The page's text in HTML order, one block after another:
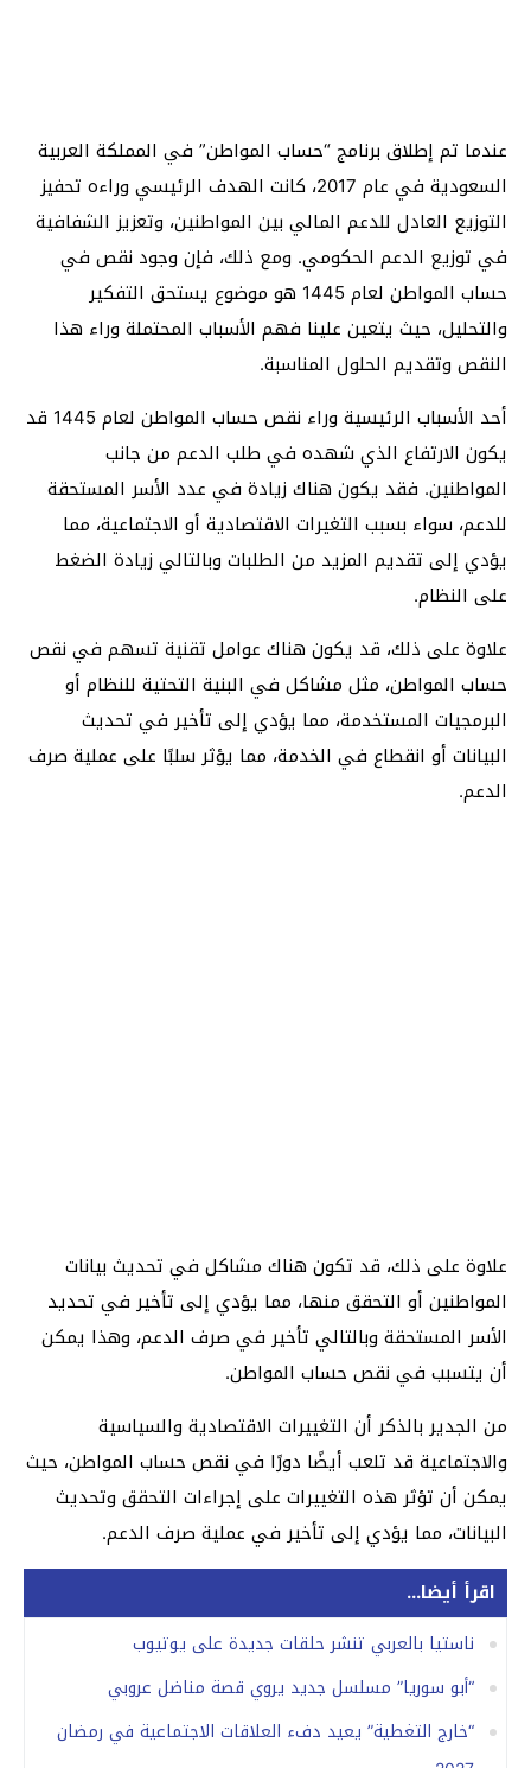
عندما تم إطلاق برنامج “حساب المواطن” في المملكة العربية
السعودية في عام 2017، كانت الهدف الرئيسي وراءه تحفيز
التوزيع العادل للدعم المالي بين المواطنين، وتعزيز الشفافية
في توزيع الدعم الحكومي. ومع ذلك، فإن وجود نقص في
حساب المواطن لعام 1445 هو موضوع يستحق التفكير
والتحليل، حيث يتعين علينا فهم الأسباب المحتملة وراء هذا
النقص وتقديم الحلول المناسبة.
أحد الأسباب الرئيسية وراء نقص حساب المواطن لعام 1445 قد
يكون الارتفاع الذي شهده في طلب الدعم من جانب
المواطنين. فقد يكون هناك زيادة في عدد الأسر المستحقة
للدعم، سواء بسبب التغيرات الاقتصادية أو الاجتماعية، مما
يؤدي إلى تقديم المزيد من الطلبات وبالتالي زيادة الضغط
على النظام.
علاوة على ذلك، قد يكون هناك عوامل تقنية تسهم في نقص
حساب المواطن، مثل مشاكل في البنية التحتية للنظام أو
البرمجيات المستخدمة، مما يؤدي إلى تأخير في تحديث
البيانات أو انقطاع في الخدمة، مما يؤثر سلبًا على عملية صرف
الدعم.
علاوة على ذلك، قد تكون هناك مشاكل في تحديث بيانات
المواطنين أو التحقق منها، مما يؤدي إلى تأخير في تحديد
الأسر المستحقة وبالتالي تأخير في صرف الدعم، وهذا يمكن
أن يتسبب في نقص حساب المواطن.
من الجدير بالذكر أن التغييرات الاقتصادية والسياسية
والاجتماعية قد تلعب أيضًا دورًا في نقص حساب المواطن، حيث
يمكن أن تؤثر هذه التغييرات على إجراءات التحقق وتحديث
البيانات، مما يؤدي إلى تأخير في عملية صرف الدعم.
اقرأ أيضا...
ناستيا بالعربي تنشر حلقات جديدة على يوتيوب
“أبو سوريا” مسلسل جديد يروي قصة مناضل عروبي
“خارج التغطية” يعيد دفء العلاقات الاجتماعية في رمضان